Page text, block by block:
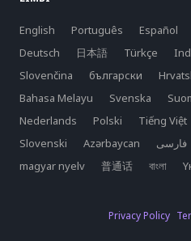
English Português Español
Deutsch
日本語 Türkçe
Slovenčina
български
Bahasa Melayu
Svenska
Nederlands
Polski Tiếng Việt
Slovenski
Azərbaycan فارسی
magyar nyelv
普通话 বাংলা
Privacy Policy